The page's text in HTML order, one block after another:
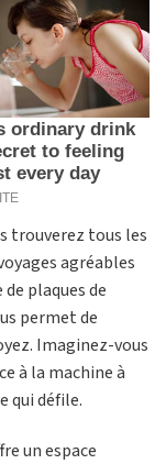
trouverez tous les
agréables
plaques de
permet de
Imaginez-vous
à la machine à
qui défile.
un espace